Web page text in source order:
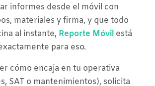
informes desde el móvil con
materiales y firma, y que todo
al instante, Reporte Móvilestá
para eso.
cómo encaja en tu operativa
SAT o mantenimientos), solicita